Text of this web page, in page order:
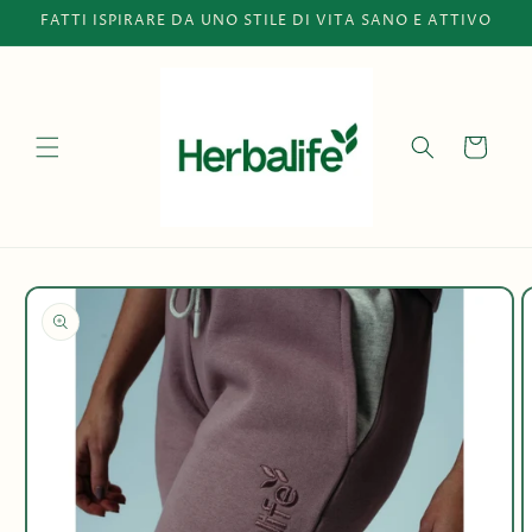
direttamente
ai contenuti
FATTI ISPIRARE DA UNO STILE DI VITA SANO E ATTIVO
Carrello
informazioni
prodotto